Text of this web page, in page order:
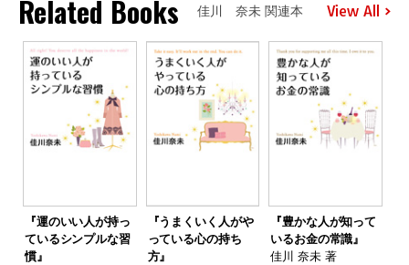
Related Books 佳川 奈未 関連本 View All
『運のいい人が持っ
ているシンプルな習
慣』
『うまくいく人がや
っている心の持ち
方』
『豊かな人が知って
いるお金の常識』
佳川 奈未 著